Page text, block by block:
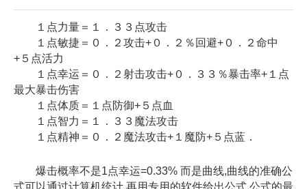
１点力量＝１．３３点攻击
１点敏捷＝０．２攻击+０．２％回避+０．２命中
+５点活力
１点幸运＝０．２射击攻击+０．３３％暴击率+１点
最大暴击伤害
１点体质＝１点防御+５点血
１点智力＝１．３３魔法攻击
１点精神＝０．２魔法攻击+１魔防+５点蓝．
爆击概率不是1点幸运=0.33% 而是曲线,曲线的准确公